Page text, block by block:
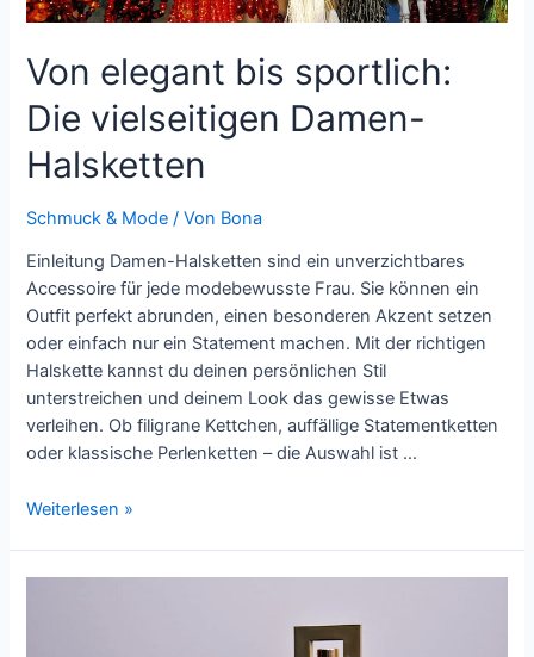
Von elegant bis sportlich:
Die vielseitigen Damen-
Halsketten
Schmuck & Mode / Von Bona
Einleitung Damen-Halsketten sind ein unverzichtbares
Accessoire für jede modebewusste Frau. Sie können ein
Outfit perfekt abrunden, einen besonderen Akzent setzen
oder einfach nur ein Statement machen. Mit der richtigen
Halskette kannst du deinen persönlichen Stil
unterstreichen und deinem Look das gewisse Etwas
verleihen. Ob filigrane Kettchen, auffällige Statementketten
oder klassische Perlenketten – die Auswahl ist …
Von
Weiterlesen »